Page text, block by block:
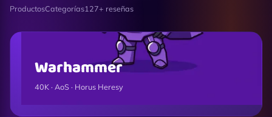
ProductosCategorías127+ reseñas
Warhammer
40K · AoS · Horus Heresy